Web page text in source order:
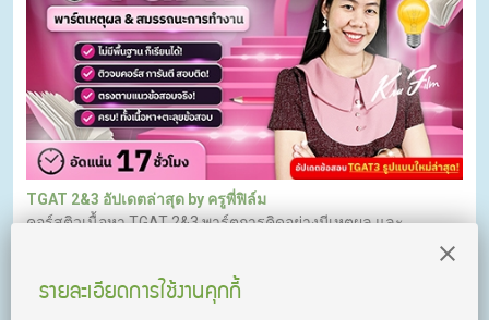
TGAT 2&3 อัปเดตล่าสุด by ครูพี่ฟิล์ม
คอร์สติวเนื้อหา TGAT 2&3 พาร์ตการคิดอย่างมีเหตุผล และ
สมรรถนะการทำงาน ทริคทำข้อสอบเพียบ พร้อมแนวข้อสอบแบบจัด
ล่าสุดแล้ว!)
รายละเอียดการใช้งานคุกกี้